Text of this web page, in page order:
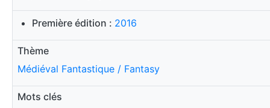
Première édition : 2016
Thème
Médiéval Fantastique / Fantasy
Mots clés